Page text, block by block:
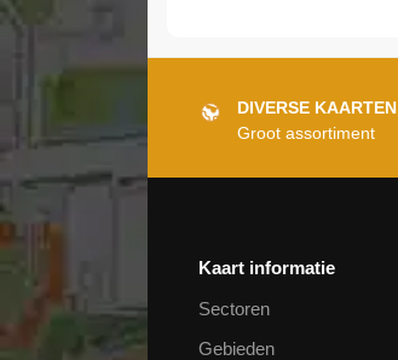
DIVERSE KAARTEN
Groot assortiment
Kaart informatie
Sectoren
Gebieden